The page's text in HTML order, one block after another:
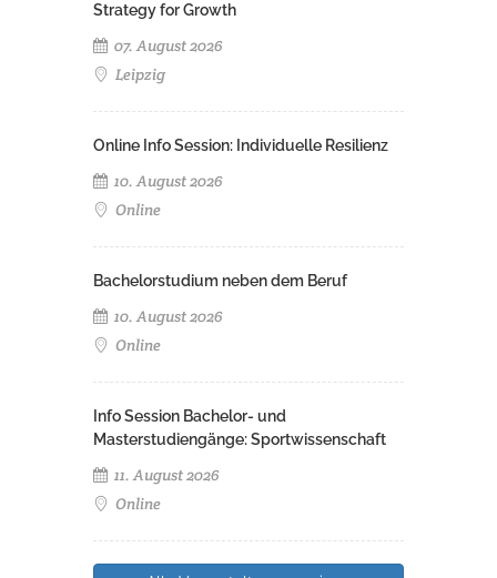
Strategy for Growth
07. August 2026
Leipzig
Online Info Session: Individuelle Resilienz
10. August 2026
Online
Bachelorstudium neben dem Beruf
10. August 2026
Online
Info Session Bachelor- und
Masterstudiengänge: Sportwissenschaft
11. August 2026
Online